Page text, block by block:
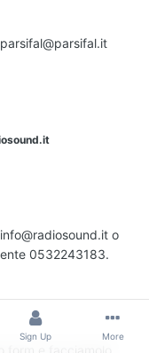
o
0532243183.
Sign Up More